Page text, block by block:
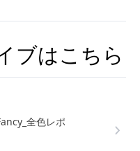
ブはこちら
全色レポ